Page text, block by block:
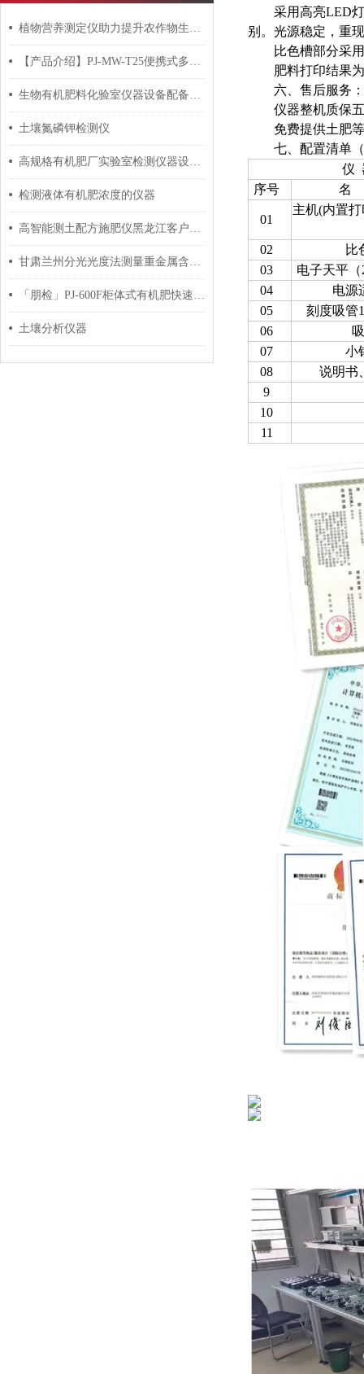
植物营养测定仪助力提升农作物生长与产量
【产品介绍】PJ-MW-T25便携式多参数水质检测仪器
生物有机肥料化验室仪器设备配备表及计量检定要求
土壤氮磷钾检测仪
高规格有机肥厂实验室检测仪器设备清单（交钥匙工程）
检测液体有机肥浓度的仪器
高智能测土配方施肥仪黑龙江客户使用反馈
甘肃兰州分光光度法测量重金属含量的仪器
「朋检」PJ-600F柜体式有机肥快速检测仪 功能测评
土壤分析仪器
采用高亮LED
别。光源稳定，重
比色槽部分采
肥料打印结果
六、售后服务：
仪器整机质保
免费提供土肥
七、配置清单
仪
序号
01
主机(内置
02
比
03
电子天平（
04
电源
05
刻度吸管
06
07
小
08
说明书
9
10
11